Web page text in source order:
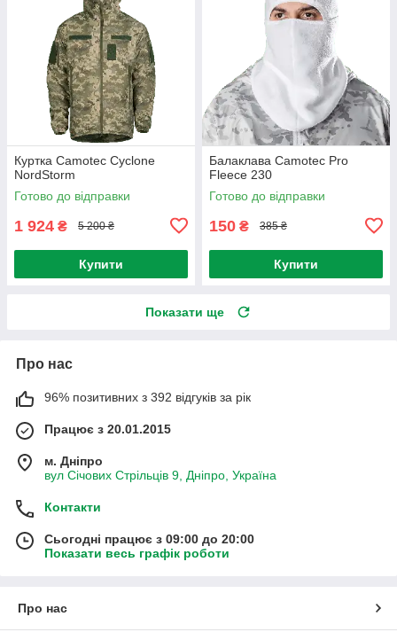
Куртка Camotec Cyclone
NordStorm
Готово до відправки
1 924 ₴ 5 200 ₴
Купити
Балаклава Camotec Pro
Fleece 230
Готово до відправки
150 ₴ 385 ₴
Купити
Показати ще
Про нас
96% позитивних з 392 відгуків за рік
Працює з 20.01.2015
м. Дніпро
вул Січових Стрільців 9, Дніпро, Україна
Контакти
Сьогодні працює з 09:00 до 20:00
Показати весь графік роботи
Про нас